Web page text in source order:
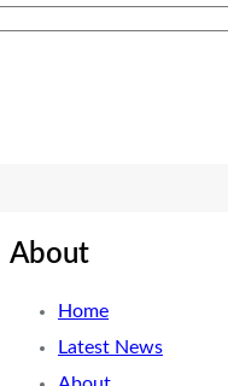
About
Home
Latest News